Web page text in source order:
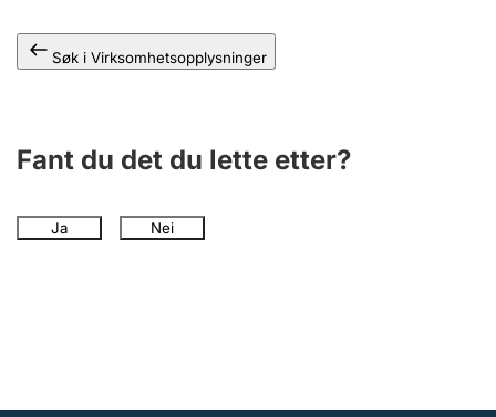
Søk i Virksomhetsopplysninger
Fant du det du lette etter?
Ja Nei